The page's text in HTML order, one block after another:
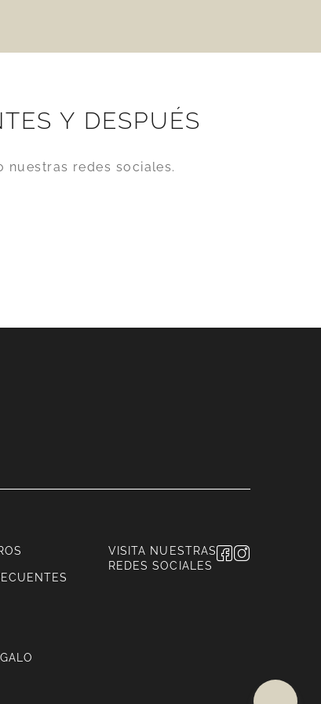
Y DESPUÉS
redes sociales.
VISITA NUESTRAS
REDES SOCIALES